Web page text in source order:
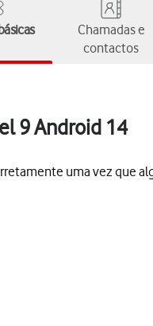
Chamadas e
contactos
9 Android 14
uma vez que